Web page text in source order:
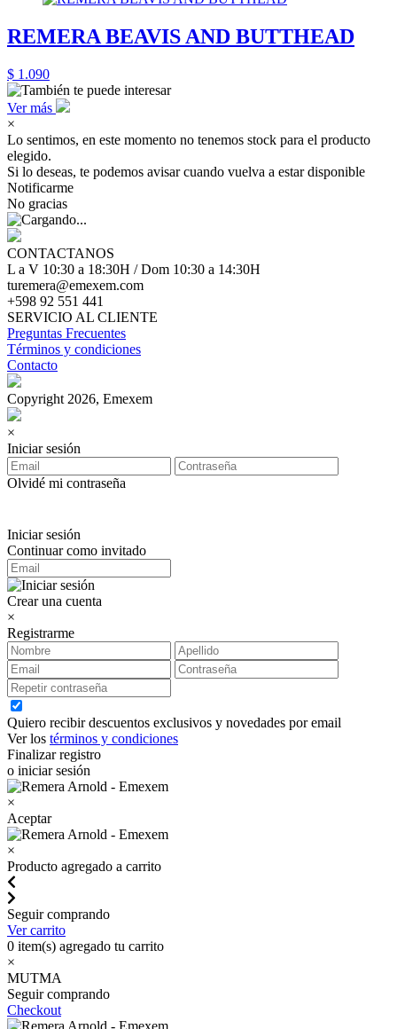
REMERA BEAVIS AND BUTTHEAD
$ 1.090
Ver más
×
Lo sentimos, en este momento no tenemos stock para el producto
elegido.
Si lo deseas, te podemos avisar cuando vuelva a estar disponible
Notificarme
No gracias
CONTACTANOS
L a V 10:30 a 18:30H / Dom 10:30 a 14:30H
turemera@emexem.com
+598 92 551 441
SERVICIO AL CLIENTE
Preguntas Frecuentes
Términos y condiciones
Contacto
Copyright 2026, Emexem
×
Iniciar sesión
Olvidé mi contraseña
Iniciar sesión
Continuar como invitado
Crear una cuenta
×
Registrarme
Quiero recibir descuentos exclusivos y novedades por email
Ver los términos y condiciones
Finalizar registro
o iniciar sesión
×
Aceptar
×
Producto agregado a carrito
Seguir comprando
Ver carrito
0 item(s) agregado tu carrito
×
MUTMA
Seguir comprando
Checkout